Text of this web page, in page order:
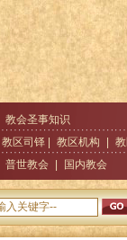
教会圣事知识
| 教区司铎 | 教区机构
普世教会 国内教会